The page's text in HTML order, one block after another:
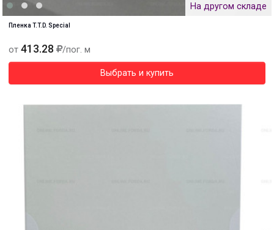
На другом складе
Пленка T.T.D. Special
от 413.28 /пог. м
Выбрать и купить